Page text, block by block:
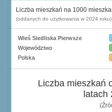
Liczba mieszkań na 1000
(oddanych do użytkowania w 2024 roku)
Wieś Siedliska Pierwsze
Województwo
Polska
Liczba mieszkań
latach